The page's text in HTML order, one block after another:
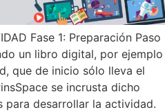
Fase 1: Preparación Paso
un libro digital, por ejemplo
que de inicio sólo lleva el
se incrusta dicho
para desarrollar la actividad.